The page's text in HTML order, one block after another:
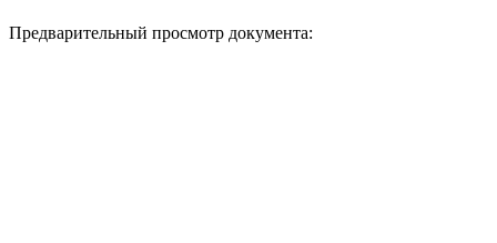
Предварительный просмотр документа: